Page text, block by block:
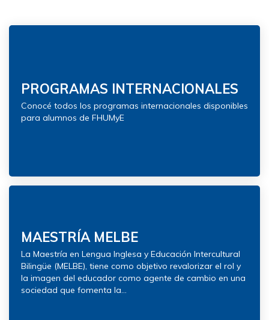
PROGRAMAS INTERNACIONALES
Conocé todos los programas internacionales disponibles
para alumnos de FHUMyE
MAESTRÍA MELBE
La Maestría en Lengua Inglesa y Educación Intercultural
Bilingüe (MELBE), tiene como objetivo revalorizar el rol y
la imagen del educador como agente de cambio en una
sociedad que fomenta la...